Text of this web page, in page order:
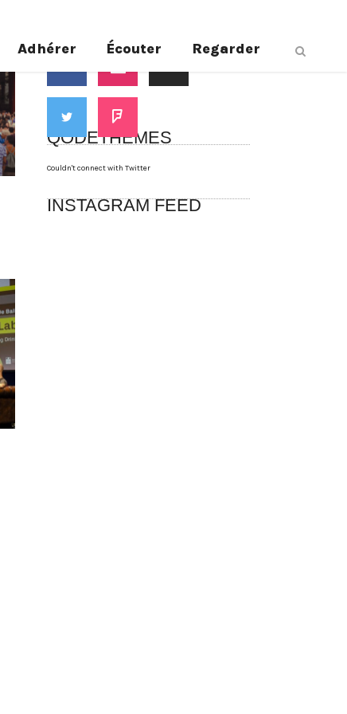
Adhérer Écouter Regarder
Suivez-nous
QODETHEMES
Couldn't connect with Twitter
INSTAGRAM FEED